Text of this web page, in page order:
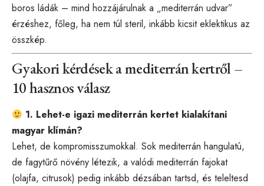
boros ládák – mind hozzájárulnak a „mediterrán udvar”
érzéshez, főleg, ha nem túl steril, inkább kicsit eklektikus az
összkép.
Gyakori kérdések a mediterrán kertről –
10 hasznos válasz
1. Lehet-e igazi mediterrán kertet kialakítani
magyar klímán?
Lehet, de kompromisszumokkal. Sok mediterrán hangulatú,
de fagytűrő növény létezik, a valódi mediterrán fajokat
(olajfa, citrusok) pedig inkább dézsában tartsd, és teleltesd